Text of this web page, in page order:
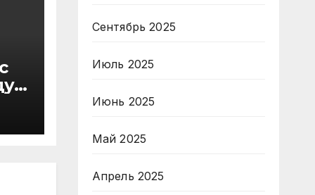
Сентябрь 2025
Июль 2025
Июнь 2025
Май 2025
Апрель 2025